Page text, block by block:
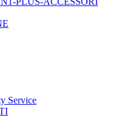
Service